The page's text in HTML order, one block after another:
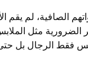
الصافية، لم يقم
الضرورية مثل